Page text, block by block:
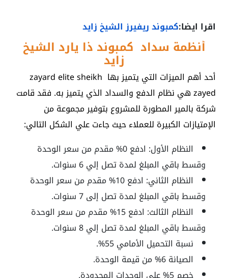
اقرا ايضا:كمبوند ريفيرز الشيخ زايد
أنظمة سداد كمبوند ذا يارد الشيخ
زايد
أحد أهم الميزات التي يتميز بها zayard elite sheikh
zayedهي نظام الدفع والسداد الذي يتميز به. فقد قامت
شركة بالمير المطورة للمشروع بتوفير مجموعة من
الإمتيازات الكبيرة للعملاء حيث جاءت علي الشكل التالي:
النظام الأول: ادفع 0% مقدم من سعر الوحدة
وقسط باقي المبلغ لمدة تصل إلي 6 سنوات.
النظام الثاني: ادفع 10% مقدم من سعر الوحدة
وقسط باقي المبلغ لمدة تصل إلى 7 سنوات.
النظام الثالث: ادفع 15% مقدم من سعر الوحدة
وقسط باقي المبلغ لمدة تصل إلي 8 سنوات.
نسبة التحميل الأمامي 55%.
الصيانة 6% من قيمة الوحدة.